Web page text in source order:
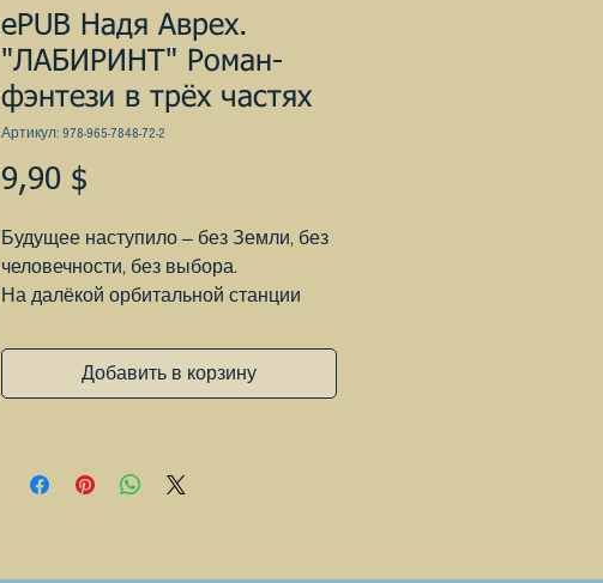
ePUB Надя Аврех.
"ЛАБИРИНТ" Роман-
фэнтези в трёх частях
Артикул: 978-965-7848-72-2
9,90 $
Будущее наступило — без Земли, без
человечности, без выбора.
На далёкой орбитальной станции
инженерия достигли небывалых
высот. Группа биотехников трудится
выполнения сложных задач в любых
Добавить в корзину